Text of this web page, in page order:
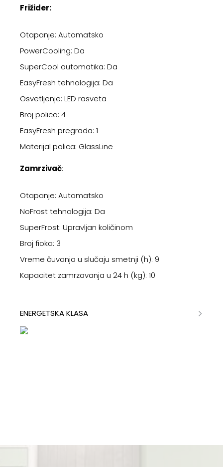
Frižider:
Otapanje: Automatsko
PowerCooling: Da
SuperCool automatika: Da
EasyFresh tehnologija: Da
Osvetljenje: LED rasveta
Broj polica: 4
EasyFresh pregrada: 1
Materijal polica: GlassLine
Zamrzivač:
Otapanje: Automatsko
NoFrost tehnologija: Da
SuperFrost: Upravljan količinom
Broj fioka: 3
Vreme čuvanja u slučaju smetnji (h): 9
Kapacitet zamrzavanja u 24 h (kg): 10
ENERGETSKA KLASA